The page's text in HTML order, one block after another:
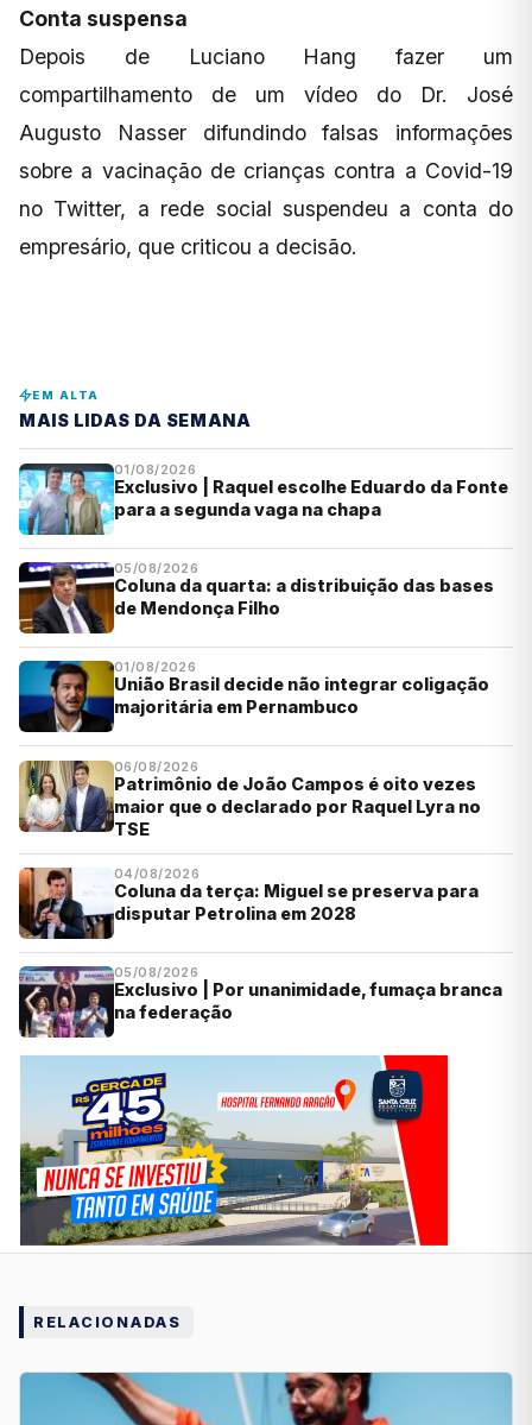
Conta suspensa
Depois de Luciano Hang fazer um
compartilhamento de um vídeo do Dr. José
Augusto Nasser difundindo falsas informações
sobre a vacinação de crianças contra a Covid-19
no Twitter, a rede social suspendeu a conta do
empresário, que criticou a decisão.
EM ALTA
MAIS LIDAS DA SEMANA
01/08/2026
Exclusivo | Raquel escolhe Eduardo da Fonte
para a segunda vaga na chapa
05/08/2026
Coluna da quarta: a distribuição das bases
de Mendonça Filho
01/08/2026
União Brasil decide não integrar coligação
majoritária em Pernambuco
06/08/2026
Patrimônio de João Campos é oito vezes
maior que o declarado por Raquel Lyra no
TSE
04/08/2026
Coluna da terça: Miguel se preserva para
disputar Petrolina em 2028
05/08/2026
Exclusivo | Por unanimidade, fumaça branca
na federação
RELACIONADAS